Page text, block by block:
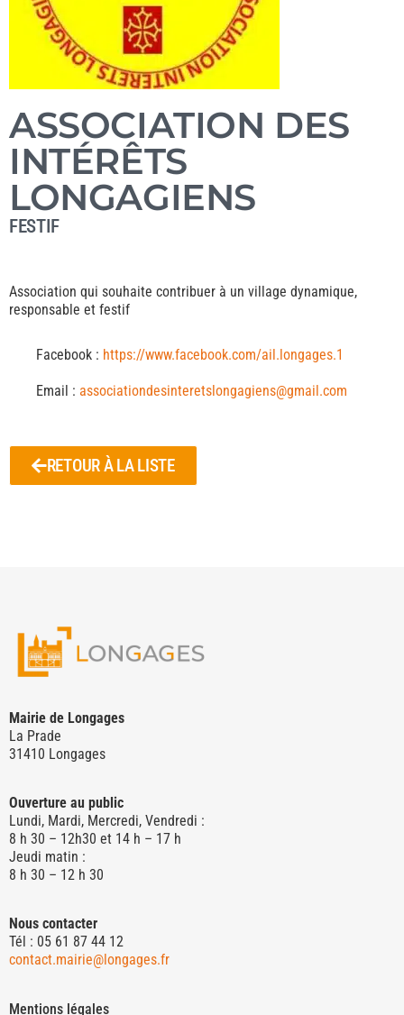
ASSOCIATION DES
INTÉRÊTS
LONGAGIENS
FESTIF
Association qui souhaite contribuer à un village dynamique,
responsable et festif
Facebook : https://www.facebook.com/ail.longages.1
Email : associationdesinteretslongagiens@gmail.com
RETOUR À LA LISTE
Mairie de Longages
La Prade
31410 Longages
Ouverture au public
Lundi, Mardi, Mercredi, Vendredi :
8 h 30 – 12h30 et 14 h – 17 h
Jeudi matin :
8 h 30 – 12 h 30
Nous contacter
Tél : 05 61 87 44 12
contact.mairie@longages.fr
Mentions légales